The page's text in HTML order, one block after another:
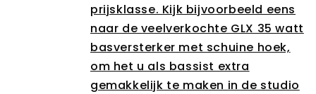
prijsklasse. Kijk bijvoorbeeld eens
naar de veelverkochte GLX 35 watt
basversterker met schuine hoek,
om het u als bassist extra
gemakkelijk te maken in de studio